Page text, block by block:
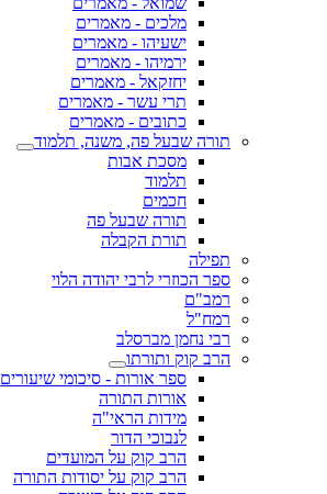
מלכים - מאמרים
ישעיהו - מאמרים
ירמיהו - מאמרים
יחזקאל - מאמרים
תרי עשר - מאמרים
כתובים - מאמרים
תורה שבעל פה, משנה, תלמוד
מסכת אבות
תלמוד
חכמים
תורה שבעל פה
תורת הקבלה
תפילה
ספר הכוזרי לרבי יהודה הלוי
רמב"ם
רמח"ל
רבי נחמן מברסלב
הרב קוק ותורתו
ספר אורות - סיכומי שיעורים
אורות התורה
מידות הראי"ה
לנבוכי הדור
הרב קוק על המועדים
הרב קוק על יסודות התורה